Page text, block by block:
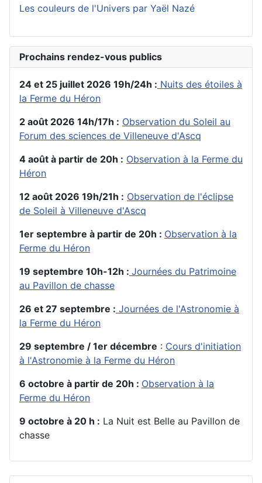
Les couleurs de l'Univers par Yaël Nazé
Prochains rendez-vous publics
24 et 25 juillet 2026 19h/24h : Nuits des étoiles à
la Ferme du Héron
2 août 2026 14h/17h : Observation du Soleil au
Forum des sciences de Villeneuve d'Ascq
4 août à partir de 20h : Observation à la Ferme du
Héron
12 août 2026 19h/21h : Observation de l'éclipse
de Soleil à Villeneuve d'Ascq
1er septembre à partir de 20h : Observation à la
Ferme du Héron
19 septembre 10h-12h : Journées du Patrimoine
au Pavillon de chasse
26 et 27 septembre : Journées de l'Astronomie à
la Ferme du Héron
29 septembre / 1er décembre : Cours d'initiation
à l'Astronomie à la Ferme du Héron
6 octobre à partir de 20h : Observation à la
Ferme du Héron
9 octobre à 20 h : La Nuit est Belle au Pavillon de
chasse